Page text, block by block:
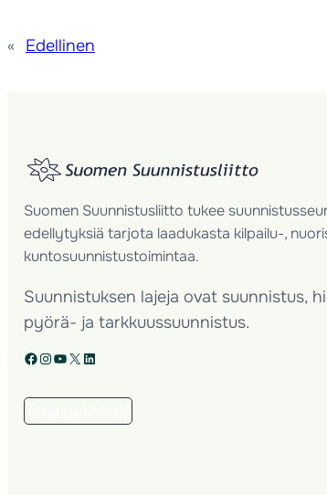
« Edellinen
Suomen Suunnistusliitto tukee
edellytyksiä tarjota laadukasta kilpailu-,
kuntosuunnistustoimintaa.
Suunnistuksen lajeja ovat suunnistus,
pyörä- ja tarkkuussuunnistus.
Facebook Instagram YouTube X LinkedIn